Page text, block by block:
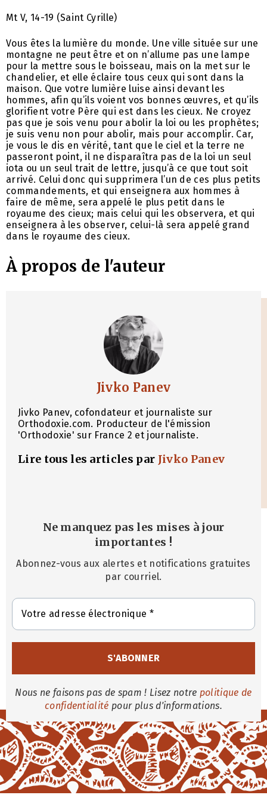
Mt V, 14-19 (Saint Cyrille)
Vous êtes la lumière du monde. Une ville située sur une
montagne ne peut être et on n’allume pas une lampe
pour la mettre sous le boisseau, mais on la met sur le
chandelier, et elle éclaire tous ceux qui sont dans la
maison. Que votre lumière luise ainsi devant les
hommes, afin qu’ils voient vos bonnes œuvres, et qu’ils
glorifient votre Père qui est dans les cieux. Ne croyez
pas que je sois venu pour abolir la loi ou les prophètes;
je suis venu non pour abolir, mais pour accomplir. Car,
je vous le dis en vérité, tant que le ciel et la terre ne
passeront point, il ne disparaîtra pas de la loi un seul
iota ou un seul trait de lettre, jusqu’à ce que tout soit
arrivé. Celui donc qui supprimera l’un de ces plus petits
commandements, et qui enseignera aux hommes à
faire de même, sera appelé le plus petit dans le
royaume des cieux; mais celui qui les observera, et qui
enseignera à les observer, celui-là sera appelé grand
dans le royaume des cieux.
À propos de l'auteur
Jivko Panev
Jivko Panev, cofondateur et journaliste sur
Orthodoxie.com. Producteur de l'émission
'Orthodoxie' sur France 2 et journaliste.
Lire tous les articles par Jivko Panev
Ne manquez pas les mises à jour
importantes !
Abonnez-vous aux alertes et notifications gratuites
par courriel.
Nous ne faisons pas de spam ! Lisez notre politique de
confidentialité pour plus d'informations.